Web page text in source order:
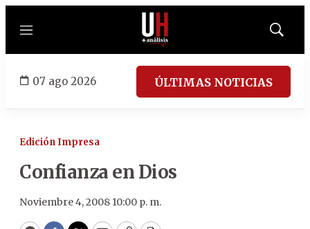
Menú
Mostrar
07 ago 2026 ÚLTIMAS NOTICIAS
Edición Impresa
Confianza en Dios
Noviembre 4, 2008 10:00 p. m.